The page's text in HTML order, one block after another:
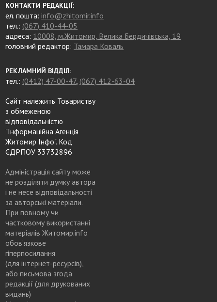
КОНТАКТИ РЕДАКЦІЇ:
ел. пошта:info@zhitomir.info
тел.: (067) 410-44-05
адреса: 10008, м.Житомир, Велика Бердичівська, 19
головний редактор: Тамара Коваль
РЕКЛАМНИЙ ВІДДІЛ:
тел.: (0412) 47-00-47, (067) 412-63-04
Сайт належить Товариству
з обмеженою
відповідальністю
"Інформаційна Агенція
Житомир Інфо". Код
ЄДРПОУ 33732896
Адміністрація сайту може
не розділяти думку автора
і не несе відповідальності
за авторські матеріали.
При повному чи
частковому використанні
матеріалів Житомир.info
обов’язкове
гіперпосилання
(для інтернет-ресурсів),
або письмова згода
редакції (для друкованих
видань)